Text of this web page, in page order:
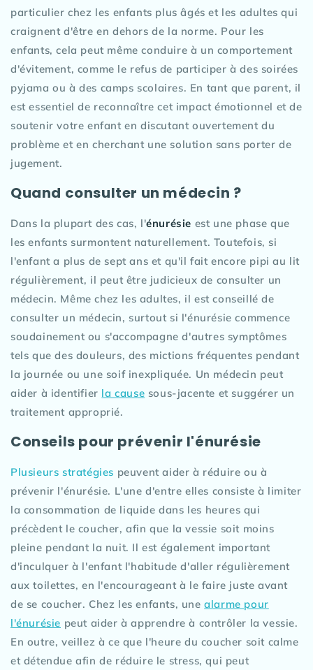
particulier chez les enfants plus âgés et les adultes qui
craignent d'être en dehors de la norme. Pour les
enfants, cela peut même conduire à un comportement
d'évitement, comme le refus de participer à des soirées
pyjama ou à des camps scolaires. En tant que parent, il
est essentiel de reconnaître cet impact émotionnel et de
soutenir votre enfant en discutant ouvertement du
problème et en cherchant une solution sans porter de
jugement.
Quand consulter un médecin ?
Dans la plupart des cas, l'énurésie est une phase que
les enfants surmontent naturellement. Toutefois, si
l'enfant a plus de sept ans et qu'il fait encore pipi au lit
régulièrement, il peut être judicieux de consulter un
médecin. Même chez les adultes, il est conseillé de
consulter un médecin, surtout si l'énurésie commence
soudainement ou s'accompagne d'autres symptômes
tels que des douleurs, des mictions fréquentes pendant
la journée ou une soif inexpliquée. Un médecin peut
aider à identifier la cause sous-jacente et suggérer un
traitement approprié.
Conseils pour prévenir l'énurésie
Plusieurs stratégies peuvent aider à réduire ou à
prévenir l'énurésie. L'une d'entre elles consiste à limiter
la consommation de liquide dans les heures qui
précèdent le coucher, afin que la vessie soit moins
pleine pendant la nuit. Il est également important
d'inculquer à l'enfant l'habitude d'aller régulièrement
aux toilettes, en l'encourageant à le faire juste avant
de se coucher. Chez les enfants, unealarme pour
l'énurésie peut aider à apprendre à contrôler la vessie.
En outre, veillez à ce que l'heure du coucher soit calme
et détendue afin de réduire le stress, qui peut